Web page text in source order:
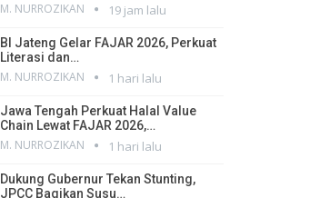
M. NURROZIKAN 19 jam lalu
BI Jateng Gelar FAJAR 2026, Perkuat
Literasi dan…
M. NURROZIKAN 1 hari lalu
Jawa Tengah Perkuat Halal Value
Chain Lewat FAJAR 2026,…
M. NURROZIKAN 1 hari lalu
Dukung Gubernur Tekan Stunting,
JPCC Bagikan Susu…